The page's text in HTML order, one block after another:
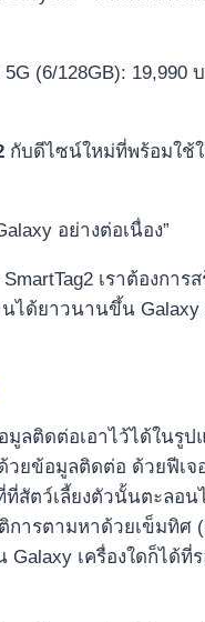
(6/128GB): 19,990
กับดีไซน์ใหม่ที่พร้อมใช้
อย่างต่อเนื่อง”
เราต้องการ
ด้ยาวนานขึ้น Galaxy
มูลติดต่อเอาไว้ได้ในรู
ยข้อมูลติดต่อ ด้วยฟีเจ
สัตว์เลี้ยงตัวนั้นตะลอ
ารตามหาด้วยเข็มทิศ
เครื่องใดก็ได้ที่